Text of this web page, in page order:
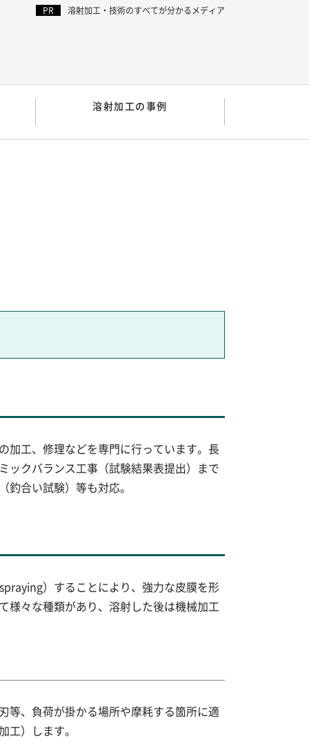
溶射加工・技術のすべてが分かるメディア
溶射加工の事例
加工、修理などを専門に行っています。長
ックバランス工事（試験結果表提出）まで
合い試験）等も対応。
）することにより、強力な皮膜を形
様々な種類があり、溶射した後は機械加工
等、負荷が掛かる場所や摩耗する箇所に適
）します。